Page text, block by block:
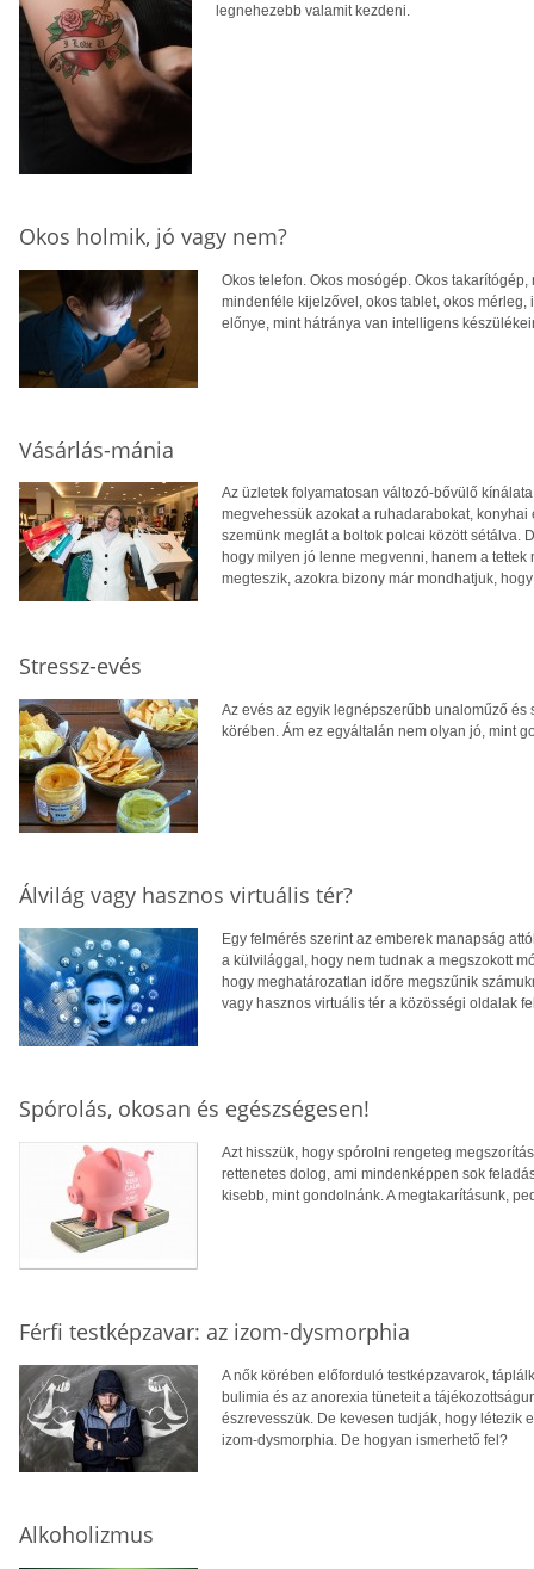
legnehezebb valamit kezdeni.
Okos holmik, jó vagy nem?
Okos telefon. Okos mosógép. Okos
mindenféle kijelzővel, okos tablet, okos
előnye, mint hátránya van intelligens
Vásárlás-mánia
Az üzletek folyamatosan változó-bővülő
megvehessük azokat a ruhadarabokat,
szemünk meglát a boltok polcai között sétálva.
hogy milyen jó lenne megvenni, hanem a
megteszik, azokra bizony már mondhatjuk,
Stressz-evés
Az evés az egyik legnépszerűbb unaloműző
körében. Ám ez egyáltalán nem olyan jó, mint
Álvilág vagy hasznos virtuális tér?
Egy felmérés szerint az emberek manapság
a külvilággal, hogy nem tudnak a megszokott
hogy meghatározatlan időre megszűnik
vagy hasznos virtuális tér a közösségi oldalak
Spórolás, okosan és egészségesen!
Azt hisszük, hogy spórolni rengeteg
rettenetes dolog, ami mindenképpen sok
kisebb, mint gondolnánk. A megtakarításunk,
Férfi testképzavar: az izom-dysmorphia
A nők körében előforduló testképzavarok,
bulimia és az anorexia tüneteit a
észrevesszük. De kevesen tudják, hogy létezik
izom-dysmorphia. De hogyan ismerhető fel?
Alkoholizmus